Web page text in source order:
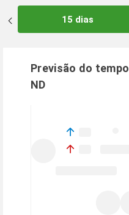
15 dias
Previsão do
ND